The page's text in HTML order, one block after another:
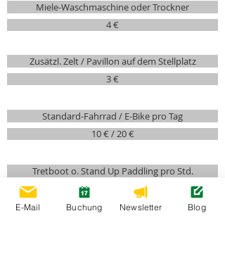
Miele-Waschmaschine oder Trockner
4 €
Zusätzl. Zelt / Pavillon auf dem Stellplatz
3 €
Standard-Fahrrad / E-Bike pro Tag
10 € / 20 €
Tretboot o. Stand Up Paddling pro Std.
E-Mail Buchung Newsletter Blog